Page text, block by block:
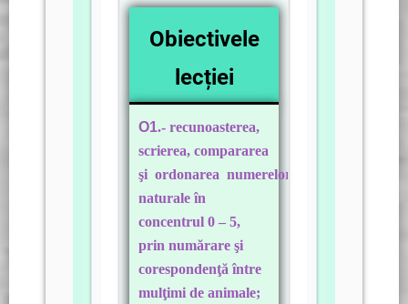
Obiectivele
lecției
O1.- recunoasterea,
scrierea, compararea
şi ordonarea numerelor
naturale în
concentrul 0 – 5,
prin numărare şi
corespondenţă între
mulţimi de animale;